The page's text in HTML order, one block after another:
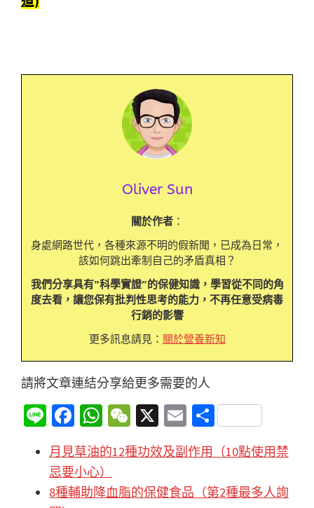
Oliver Sun
關於作者：
身處網路世代，各種來源不明的假新聞，已成為日常，
該如何跳出牽制自己的矛盾真相？
我們分享具有”科學實證”的保健知識，學習從不同的角
度去看，讓您保有批判性思考的能力，不再任意受病毒
行銷的影響
更多訊息請見： 關於營養新知
請將文章連結分享給更多需要的人
Li
e
Fa
ce
b
o
W
h
at
sA
W
e
C
h
X
E
m
ai
l
分
月見草油的12種功效及副作用（10點使用禁
忌要小心）
8種輔助降血脂的保健食品（第2種最多人詢